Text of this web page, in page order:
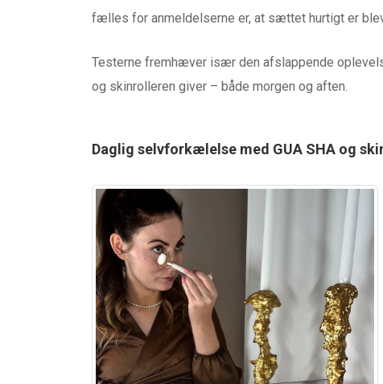
fælles for anmeldelserne er, at sættet hurtigt er
Testerne fremhæver især den afslappende
og skinrolleren giver – både morgen og aften.
Daglig selvforkælelse med GUA SHA og
TEST af MiiSOUND
LOUNGE fra MIIEGO
0 kommentarer 4 måneder siden